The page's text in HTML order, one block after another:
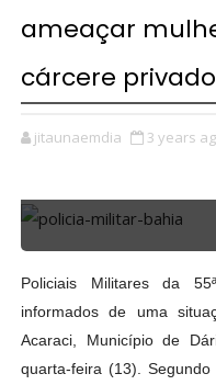
ameaçar
cárcere privado
jitaunaemdia 3 years
Policiais Militares da
informados de uma
Acaraci, Município de
quarta-feira (13).